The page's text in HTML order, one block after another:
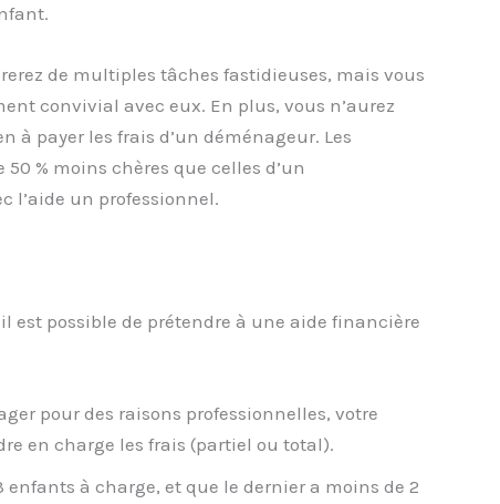
de multiples tâches fastidieuses, mais vous
convivial avec eux. En plus, vous n’aurez
à payer les frais d’un déménageur. Les
% moins chères que celles d’un
l’aide un professionnel.
est possible de prétendre à une aide financière
pour des raisons professionnelles, votre
en charge les frais (partiel ou total).
enfants à charge, et que le dernier a moins de 2